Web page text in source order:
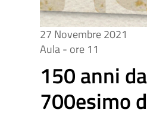
27 Novembre 2021
Aula - ore 11
150 anni
700esimo